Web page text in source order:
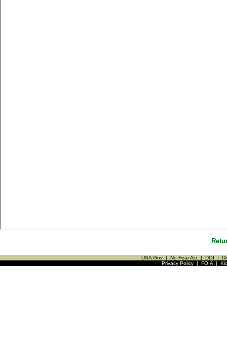
USA Gov | No Fear Act | DOI |
Privacy Policy| FOIA|